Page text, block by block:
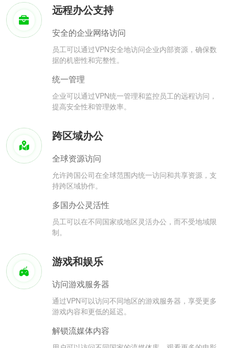
远程办公支持
安全的企业网络访问
员工可以通过VPN安全地访问企业内部资源，确保数
据的机密性和完整性。
统一管理
企业可以通过VPN统一管理和监控员工的远程访问，
提高安全性和管理效率。
跨区域办公
全球资源访问
允许跨国公司在全球范围内统一访问和共享资源，支
持跨区域协作。
多国办公灵活性
员工可以在不同国家或地区灵活办公，而不受地域限
制。
游戏和娱乐
访问游戏服务器
通过VPN可以访问不同地区的游戏服务器，享受更多
游戏内容和更低的延迟。
解锁流媒体内容